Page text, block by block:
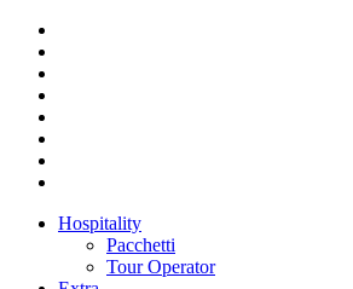
Hospitality
Pacchetti
Tour Operator